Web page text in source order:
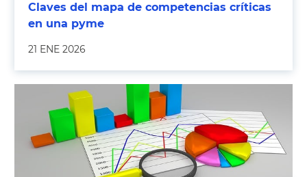
Claves del mapa de competencias críticas
en una pyme
21 ENE 2026